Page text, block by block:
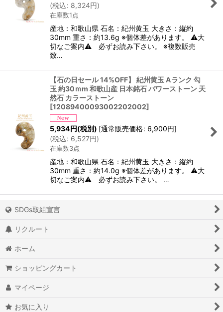
(税込: 8,324円)
在庫数1点
産地：和歌山県 石名：紀州黄玉 大きさ：縦約
30mm 重さ：約13.6g ※個体差があります。 ⚠大
切なご案内⚠ 必ずお読み下さい。 ※複数販売
致…
【石の日セール 14%OFF】 紀州黄玉 Aランク 勾
玉 約30ｍm 和歌山産 日本銘石 パワーストーン 天
然石 カラーストーン
[12089400093002202002]
5,934円(税別) [通常販売価格: 6,900円]
(税込: 6,527円)
在庫数3点
産地：和歌山県 石名：紀州黄玉 大きさ：縦約
30mm 重さ：約14.0g ※個体差があります。 ⚠大
切なご案内⚠ 必ずお読み下さい。 …
SDGs取組宣言
リクルート
ホーム
ショッピングカート
マイページ
お気に入り